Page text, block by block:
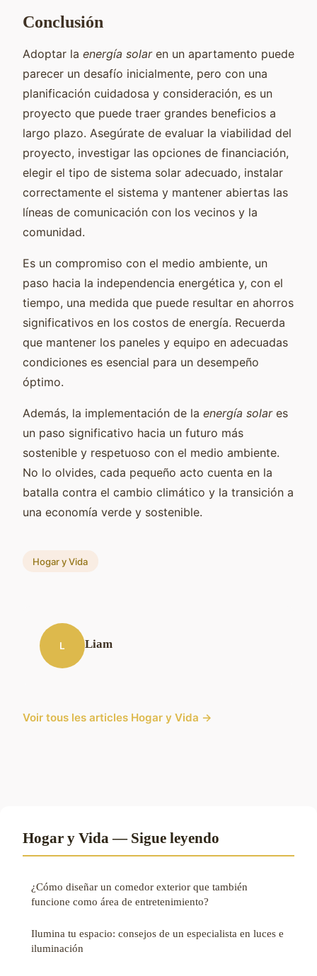
Conclusión
Adoptar la energía solaren un apartamento puede
parecer un desafío inicialmente, pero con una
planificación cuidadosa y consideración, es un
proyecto que puede traer grandes beneficios a
largo plazo. Asegúrate de evaluar la viabilidad del
proyecto, investigar las opciones de financiación,
elegir el tipo de sistema solar adecuado, instalar
correctamente el sistema y mantener abiertas las
líneas de comunicación con los vecinos y la
comunidad.
Es un compromiso con el medio ambiente, un
paso hacia la independencia energética y, con el
tiempo, una medida que puede resultar en ahorros
significativos en los costos de energía. Recuerda
que mantener los paneles y equipo en adecuadas
condiciones es esencial para un desempeño
óptimo.
Además, la implementación de la energía solares
un paso significativo hacia un futuro más
sostenible y respetuoso con el medio ambiente.
No lo olvides, cada pequeño acto cuenta en la
batalla contra el cambio climático y la transición a
una economía verde y sostenible.
Hogar y Vida
L Liam
Voir tous les articles Hogar y Vida →
Hogar y Vida — Sigue leyendo
¿Cómo diseñar un comedor exterior que también
funcione como área de entretenimiento?
Ilumina tu espacio: consejos de un especialista en luces e
iluminación